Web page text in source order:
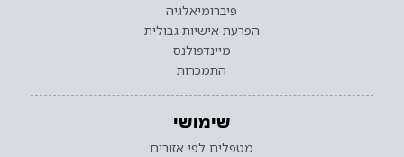
פיברומיאלגיה
הפרעת אישיות גבולית
מיינדפולנס
התמכרות
שימושי
מטפלים לפי אזורים